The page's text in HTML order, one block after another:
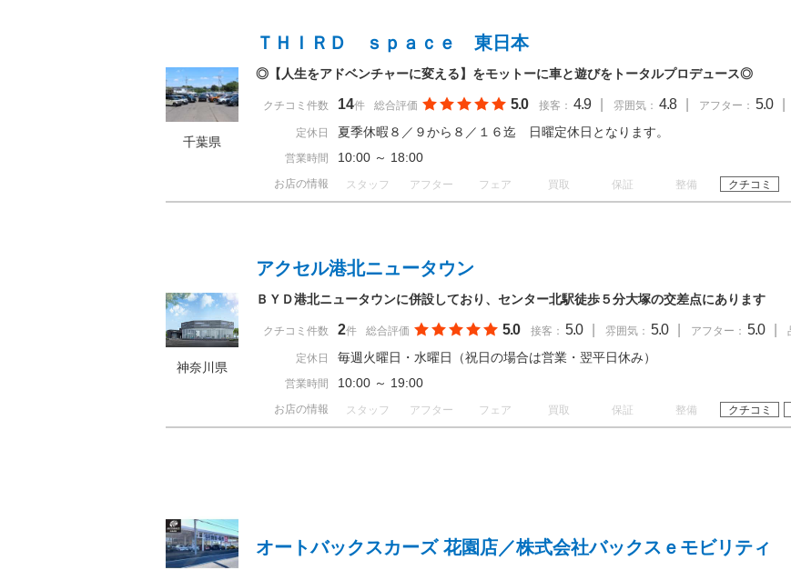
千葉県
ＴＨＩＲＤ ｓｐａｃｅ 東日本
◎【人生をアドベンチャーに変える】をモットーに車と遊びをトータルプロデュース◎
クチコミ件数 14件 総合評価 5.0 接客： 4.9 雰囲気： 4.8 アフター： 5.0
定休日 夏季休暇８／９から８／１６迄 日曜定休日となります。
営業時間 10:00 ～ 18:00
お店の情報 スタッフ アフター フェア 買取 保証 整備 クチコミ
神奈川県
アクセル港北ニュータウン
ＢＹＤ港北ニュータウンに併設しており、センター北駅徒歩５分大塚の交差点にあります
クチコミ件数 2件 総合評価 5.0 接客： 5.0 雰囲気： 5.0 アフター： 5.0
定休日 毎週火曜日・水曜日（祝日の場合は営業・翌平日休み）
営業時間 10:00 ～ 19:00
お店の情報 スタッフ アフター フェア 買取 保証 整備 クチコミ
オートバックスカーズ 花園店／株式会社バックスｅモビリティ